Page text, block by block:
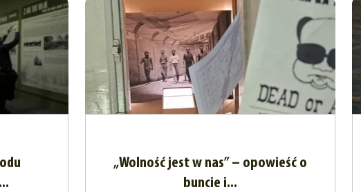
„Wolność jest w nas” – opowieść o
buncie i...